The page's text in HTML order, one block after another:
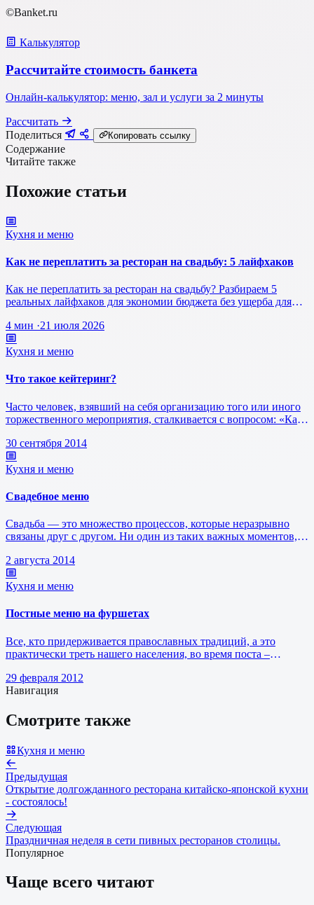
©Banket.ru
Калькулятор
Рассчитайте стоимость банкета
Онлайн-калькулятор: меню, зал и услуги за 2 минуты
Рассчитать
Поделиться
Копировать ссылку
Содержание
Читайте также
Похожие статьи
Кухня и меню
Как не переплатить за ресторан на свадьбу: 5 лайфхаков
Как не переплатить за ресторан на свадьбу? Разбираем 5
реальных лайфхаков для экономии бюджета без ущерба для
4 мин ·21 июля 2026
Кухня и меню
Что такое кейтеринг?
Часто человек, взявший на себя организацию того или иного
торжественного мероприятия, сталкивается с вопросом: «Как
30 сентября 2014
Кухня и меню
Свадебное меню
Свадьба — это множество процессов, которые неразрывно
связаны друг с другом. Ни один из таких важных моментов,
2 августа 2014
Кухня и меню
Постные меню на фуршетах
Все, кто придерживается православных традиций, а это
практически треть нашего населения, во время поста –
29 февраля 2012
Навигация
Смотрите также
Кухня и меню
Предыдущая
Открытие долгожданного ресторана китайско-японской кухни
- состоялось!
Следующая
Праздничная неделя в сети пивных ресторанов столицы.
Популярное
Чаще всего читают